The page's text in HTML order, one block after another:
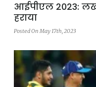
आईपीएल 2023:
हराया
Posted On May 17th, 2023